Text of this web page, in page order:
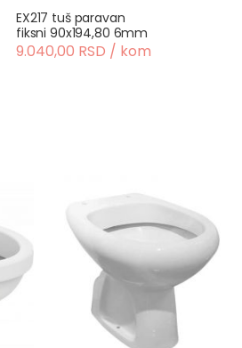
EX217 tuš paravan
fiksni 90x194,80 6mm
9.040,00 RSD / kom